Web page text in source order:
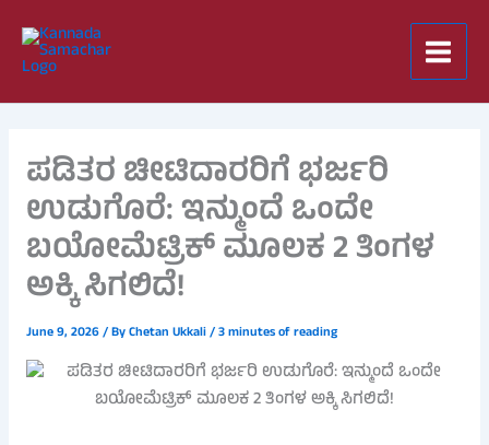
content
ಪಡಿತರ ಚೀಟಿದಾರರಿಗೆ ಭರ್ಜರಿ
ಉಡುಗೊರೆ: ಇನ್ಮುಂದೆ ಒಂದೇ
ಬಯೋಮೆಟ್ರಿಕ್ ಮೂಲಕ 2 ತಿಂಗಳ
ಅಕ್ಕಿ ಸಿಗಲಿದೆ!
June 9, 2026/ ByChetan Ukkali/3 minutes of reading